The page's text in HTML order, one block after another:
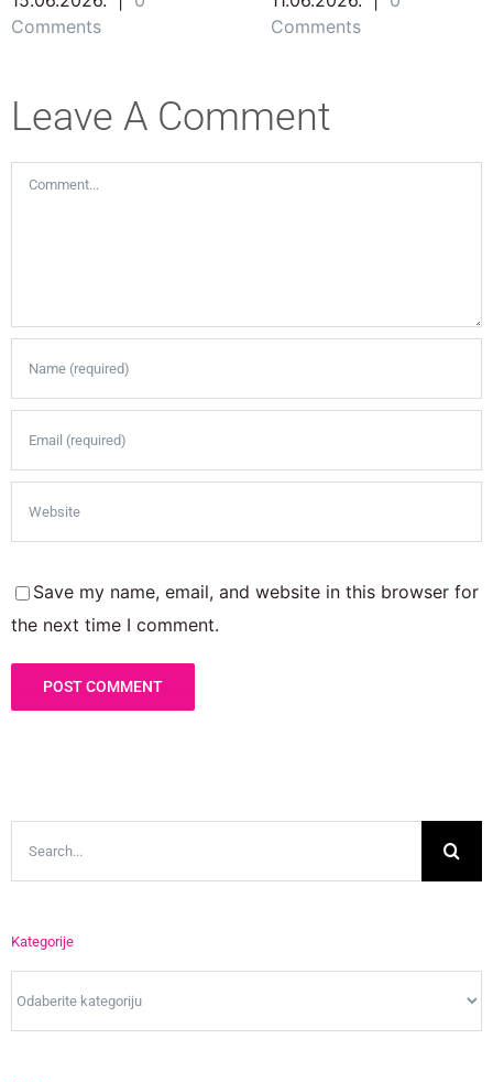
Comments
Comments
Leave A Comment
Comment
Save my name, email, and website in this browser for
the next time I comment.
Kategorije